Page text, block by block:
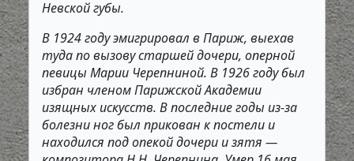
Невской губы.
В 1924 году эмигрировал в Париж, выехав
туда по вызову старшей дочери, оперной
певицы Марии Черепниной. В 1926 году был
избран членом Парижской Академии
изящных искусств. В последние годы из-за
болезни ног был прикован к постели и
находился под опекой дочери и зятя —